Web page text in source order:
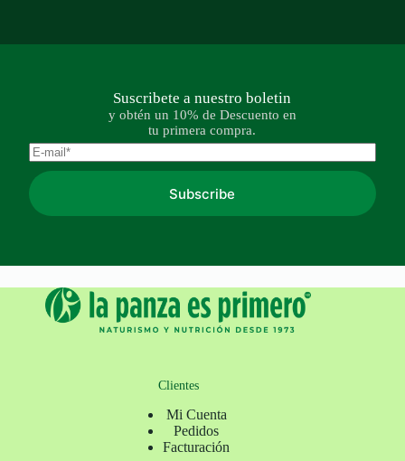
Suscribete a nuestro boletin
y obtén un 10% de Descuento en
tu primera compra.
Subscribe
Clientes
Mi Cuenta
Pedidos
Facturación